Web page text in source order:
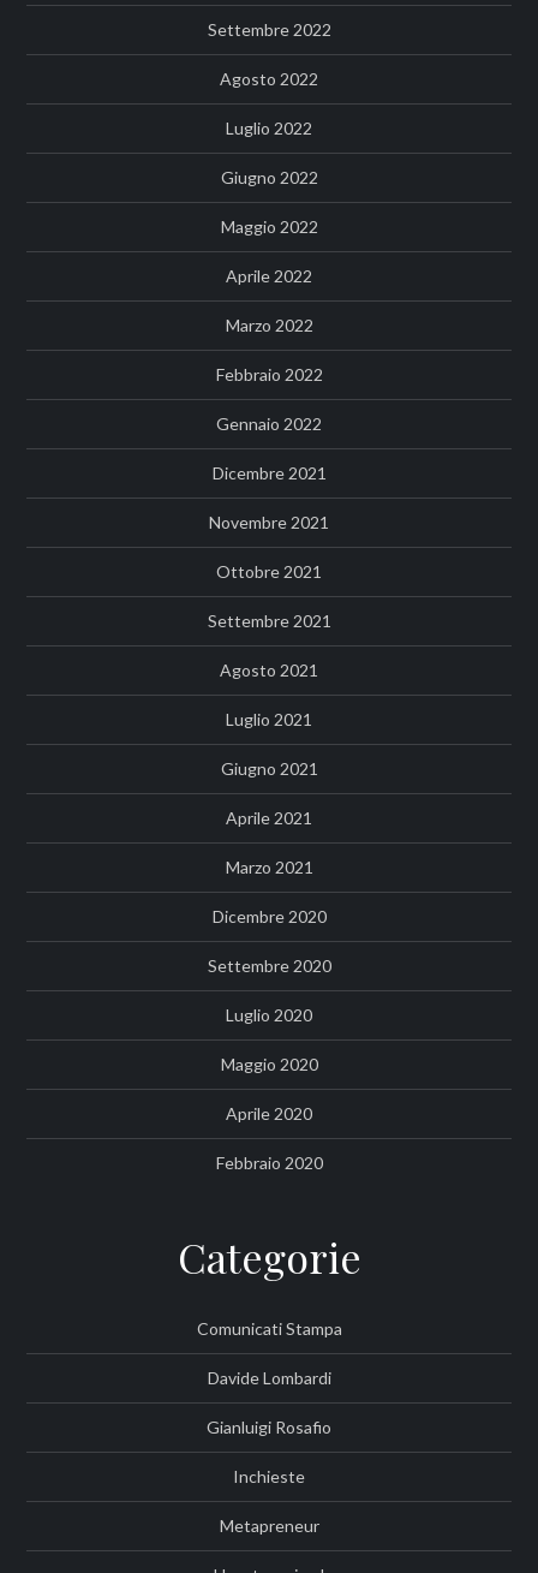
Settembre 2022
Agosto 2022
Luglio 2022
Giugno 2022
Maggio 2022
Aprile 2022
Marzo 2022
Febbraio 2022
Gennaio 2022
Dicembre 2021
Novembre 2021
Ottobre 2021
Settembre 2021
Agosto 2021
Luglio 2021
Giugno 2021
Aprile 2021
Marzo 2021
Dicembre 2020
Settembre 2020
Luglio 2020
Maggio 2020
Aprile 2020
Febbraio 2020
Categorie
Comunicati Stampa
Davide Lombardi
Gianluigi Rosafio
Inchieste
Metapreneur